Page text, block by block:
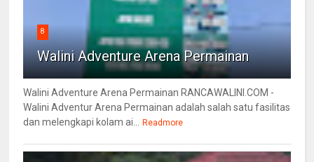
8
Walini Adventure Arena Permainan
Walini Adventure Arena Permainan RANCAWALINI.COM -
Walini Adventur Arena Permainan adalah salah satu fasilitas
dan melengkapi kolam ai...
Readmore